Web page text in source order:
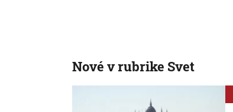
Nové v rubrike Svet